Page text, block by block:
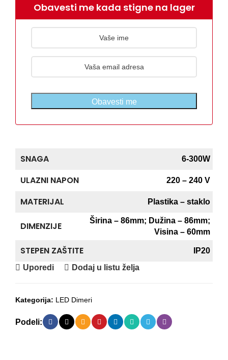
Obavesti me kada stigne na lager
Obavesti me
SNAGA 6-300W
ULAZNI NAPON 220 – 240 V
MATERIJAL Plastika – staklo
DIMENZIJE
Širina – 86mm; Dužina – 86mm;
Visina – 60mm
STEPEN ZAŠTITE
IP20
Uporedi
Dodaj u listu želja
Kategorija: LED Dimeri
Podeli: